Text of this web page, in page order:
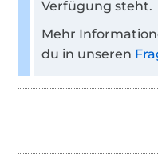
Verfügung steht.
Mehr
du in unseren